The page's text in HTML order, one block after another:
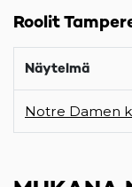
Roolit
Näytelmä
Notre Damen